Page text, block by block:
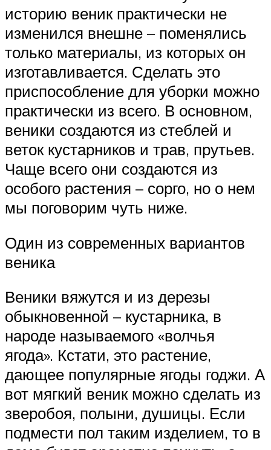
историю веник практически не
изменился внешне – поменялись
только материалы, из которых он
изготавливается. Сделать это
приспособление для уборки можно
практически из всего. В основном,
веники создаются из стеблей и
веток кустарников и трав, прутьев.
Чаще всего они создаются из
особого растения – сорго, но о нем
мы поговорим чуть ниже.
Один из современных вариантов
веника
Веники вяжутся и из дерезы
обыкновенной – кустарника, в
народе называемого «волчья
ягода». Кстати, это растение,
дающее популярные ягоды годжи. А
вот мягкий веник можно сделать из
зверобоя, полыни, душицы. Если
подмести пол таким изделием, то в